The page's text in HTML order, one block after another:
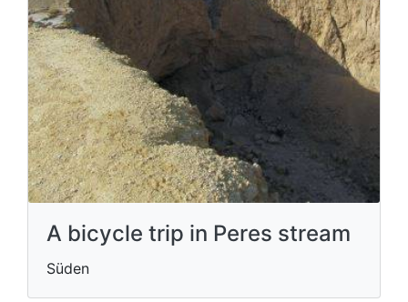
A bicycle trip in Peres stream
Süden